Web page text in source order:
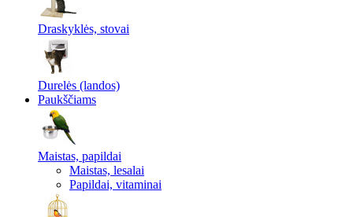
Draskyklės, stovai
Durelės (landos)
Paukščiams
Maistas, papildai
Maistas, lesalai
Papildai, vitaminai